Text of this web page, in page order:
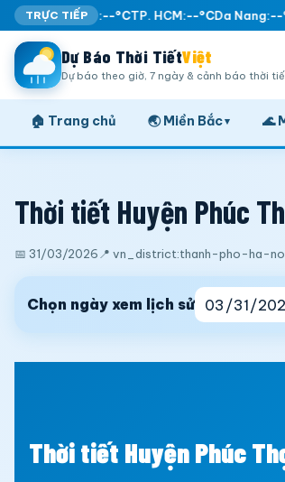
TRỰC TIẾP
Ha Noi:--°CTP. HCM:--°CDa Nang:--
Dự Báo Thời TiếtViệt
Dự báo theo giờ, 7 ngày & cảnh báo thời
🏠 Trang chủ 🌏 Miền Bắc▾ 🌊
Thời tiết Huyện Phúc
📅 31/03/2026 📍 vn_district:thanh-pho-ha-
Chọn ngày xem lịch sử
Thời tiết Huyện Phúc